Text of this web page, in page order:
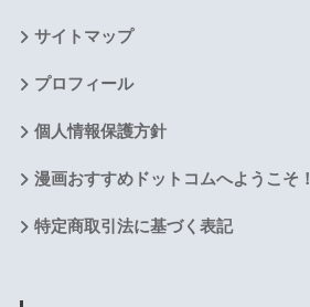
サイトマップ
プロフィール
個人情報保護方針
漫画おすすめドットコムへようこそ！
特定商取引法に基づく表記